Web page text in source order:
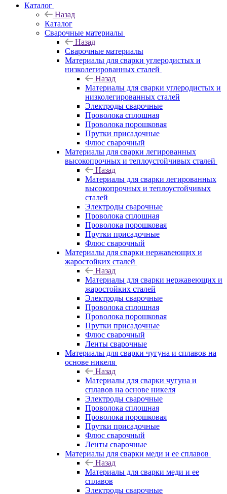
Каталог
Назад
Каталог
Сварочные материалы
Назад
Сварочные материалы
Материалы для сварки углеродистых и
низколегированных сталей
Назад
Материалы для сварки углеродистых и
низколегированных сталей
Электроды сварочные
Проволока сплошная
Проволока порошковая
Прутки присадочные
Флюс сварочный
Материалы для сварки легированных
высокопрочных и теплоустойчивых сталей
Назад
Материалы для сварки легированных
высокопрочных и теплоустойчивых
сталей
Электроды сварочные
Проволока сплошная
Проволока порошковая
Прутки присадочные
Флюс сварочный
Материалы для сварки нержавеющих и
жаростойких сталей
Назад
Материалы для сварки нержавеющих и
жаростойких сталей
Электроды сварочные
Проволока сплошная
Проволока порошковая
Прутки присадочные
Флюс сварочный
Ленты сварочные
Материалы для сварки чугуна и сплавов на
основе никеля
Назад
Материалы для сварки чугуна и
сплавов на основе никеля
Электроды сварочные
Проволока сплошная
Проволока порошковая
Прутки присадочные
Флюс сварочный
Ленты сварочные
Материалы для сварки меди и ее сплавов
Назад
Материалы для сварки меди и ее
сплавов
Электроды сварочные